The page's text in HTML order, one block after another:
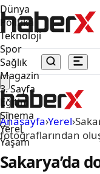
Dünya
Politika
Teknoloji
Spor
Sağlık
Magazin
3. Sayfa
Eğitim
Sinema
Yerel
Yaşam
Anasayfa›Yerel›
fotoğraflarından
Sakarya’da